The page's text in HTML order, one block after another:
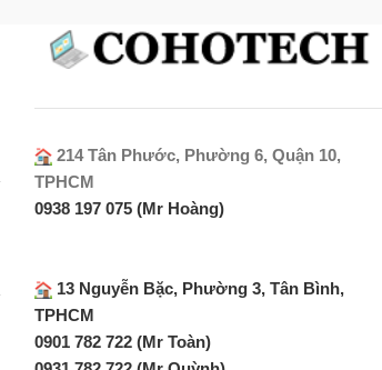
214 Tân Phước, Phường 6, Quận 10,
TPHCM
0938 197 075 (Mr Hoàng)
13 Nguyễn Bặc, Phường 3, Tân Bình,
TPHCM
0901 782 722 (Mr Toàn)